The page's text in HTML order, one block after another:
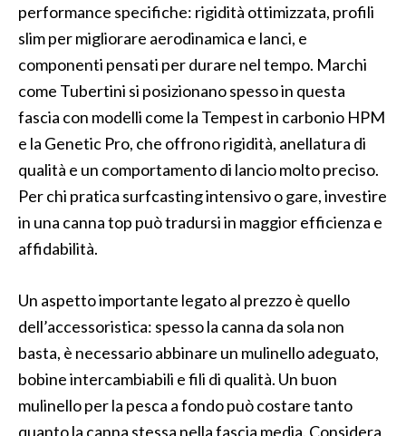
performance specifiche: rigidità ottimizzata, profili
slim per migliorare aerodinamica e lanci, e
componenti pensati per durare nel tempo. Marchi
come Tubertini si posizionano spesso in questa
fascia con modelli come la Tempest in carbonio HPM
e la Genetic Pro, che offrono rigidità, anellatura di
qualità e un comportamento di lancio molto preciso.
Per chi pratica surfcasting intensivo o gare, investire
in una canna top può tradursi in maggior efficienza e
affidabilità.
Un aspetto importante legato al prezzo è quello
dell’accessoristica: spesso la canna da sola non
basta, è necessario abbinare un mulinello adeguato,
bobine intercambiabili e fili di qualità. Un buon
mulinello per la pesca a fondo può costare tanto
quanto la canna stessa nella fascia media. Considera